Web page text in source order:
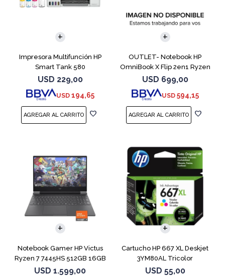
Impresora Multifunción HP
Smart Tank 580
USD 229,00
USD 194,65
OUTLET- Notebook HP
OmniBook X Flip 2en1 Ryzen
5 512GB 8GB
USD 699,00
USD 594,15
COMPARAR
Notebook Gamer HP Victus
Ryzen 7 7445HS 512GB 16GB
RTX 4050
USD 1.599,00
COMPARAR
Cartucho HP 667 XL Deskjet
3YM80AL Tricolor
USD 55,00